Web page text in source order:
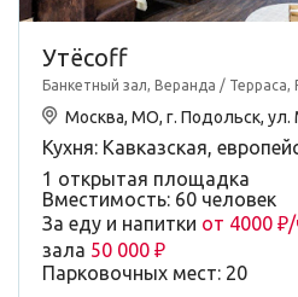
Утёсоff
Банкетный зал, Веранда / Терраса,
Москва, МО, г. Подольск, ул.
Кухня: Кавказская,
1 открытая площадка
Вместимость: 60 человек
За еду и напитки от 4000
зала 50 000 ₽
Парковочных мест: 20